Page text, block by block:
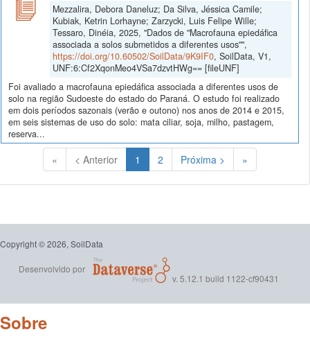
Mezzalira, Debora Daneluz; Da Silva, Jéssica Camile;
Kubiak, Ketrin Lorhayne; Zarzycki, Luis Felipe Wille;
Tessaro, Dinéia, 2025, "Dados de "Macrofauna epiedáfica
associada a solos submetidos a diferentes usos"",
https://doi.org/10.60502/SoilData/9K9IF0, SoilData, V1,
UNF:6:Cf2XqonMeo4VSa7dzvtHWg== [fileUNF]
Foi avaliado a macrofauna epiedáfica associada a diferentes usos de
solo na região Sudoeste do estado do Paraná. O estudo foi realizado
em dois períodos sazonais (verão e outono) nos anos de 2014 e 2015,
em seis sistemas de uso do solo: mata ciliar, soja, milho, pastagem,
reserva...
« < Anterior 1 (Atual)
2 Próxima > »
Copyright © 2026, SoilData
Desenvolvido por
v. 5.12.1 build 1122-cf90431
Sobre